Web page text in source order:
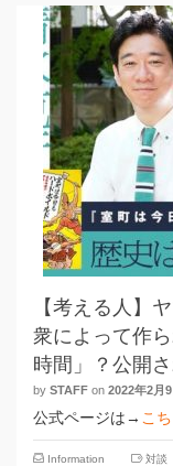
【考える人】
衆によって作
時間」？公開
by STAFF on 2022年2月9
公式ページは→ こ
Information 対談